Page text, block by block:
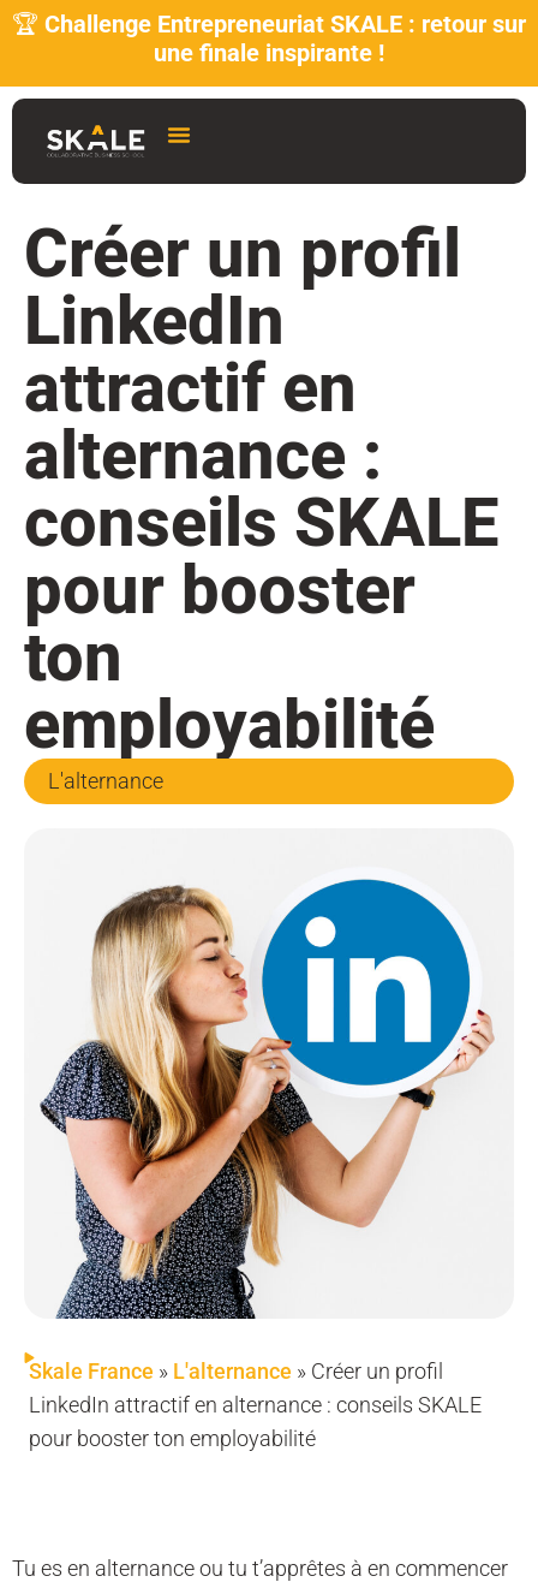
🏆 Challenge Entrepreneuriat SKALE : retour sur
une finale inspirante !
Créer un profil
LinkedIn
attractif en
alternance :
conseils SKALE
pour booster
ton
employabilité
L'alternance
Skale France » L'alternance » Créer un profil
LinkedIn attractif en alternance : conseils SKALE
pour booster ton employabilité
Tu es en alternance ou tu t’apprêtes à en commencer